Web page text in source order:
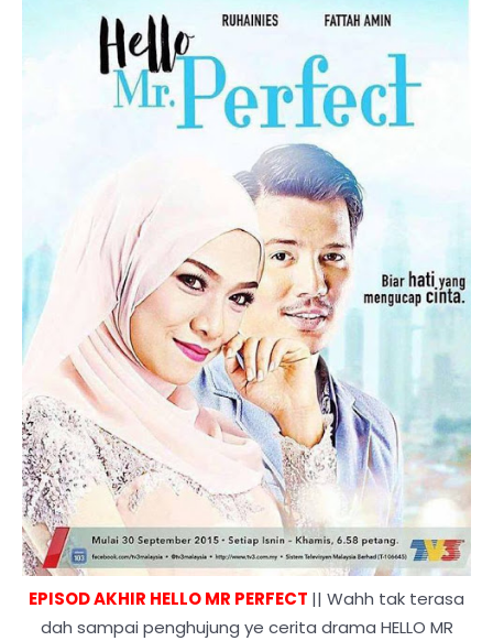
EPISOD AKHIR HELLO MR PERFECT || Wahh tak terasa
dah sampai penghujung ye cerita drama HELLO MR